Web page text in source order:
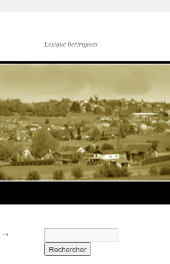
Lexique bertrigeois
→